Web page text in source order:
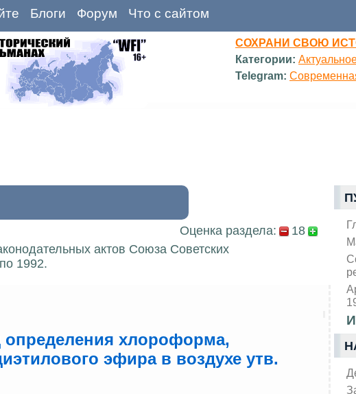
Блоги Форум Что с сайтом
СОХРАНИ СВОЮ
Категории:
Telegram:
Оценка раздела:
18
актов Союза Советских
1992.
определения хлороформа,
эфира в воздухе утв.